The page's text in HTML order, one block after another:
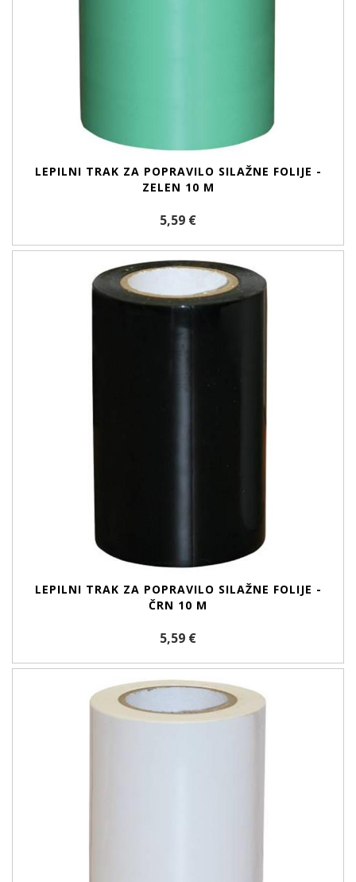
LEPILNI TRAK ZA POPRAVILO SILAŽNE FOLIJE -
ZELEN 10 M
5,59 €
LEPILNI TRAK ZA POPRAVILO SILAŽNE FOLIJE -
ČRN 10 M
5,59 €